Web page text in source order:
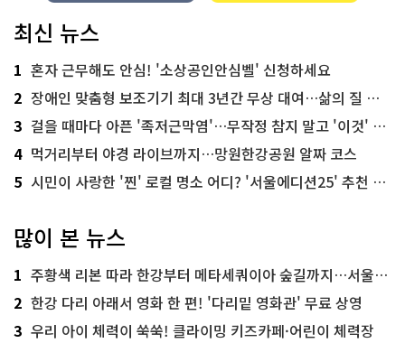
최신 뉴스
1 혼자 근무해도 안심! '소상공인안심벨' 신청하세요
2 장애인 맞춤형 보조기기 최대 3년간 무상 대여…삶의 질 높인다
3 걸을 때마다 아픈 '족저근막염'…무작정 참지 말고 '이것' 해보세요!
4 먹거리부터 야경 라이브까지…망원한강공원 알짜 코스
5 시민이 사랑한 '찐' 로컬 명소 어디? '서울에디션25' 추천 코스
많이 본 뉴스
1 주황색 리본 따라 한강부터 메타세쿼이아 숲길까지…서울둘레길 15코스
2 한강 다리 아래서 영화 한 편! '다리밑 영화관' 무료 상영
3 우리 아이 체력이 쑥쑥! 클라이밍 키즈카페·어린이 체력장